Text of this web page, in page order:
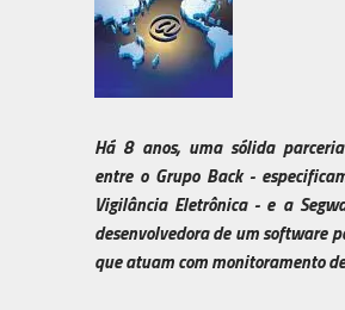
Há 8 anos, uma sólida
entre o Grupo Back -
Vigilância Eletrônica - e a
desenvolvedora de um software
que atuam com monitoramento